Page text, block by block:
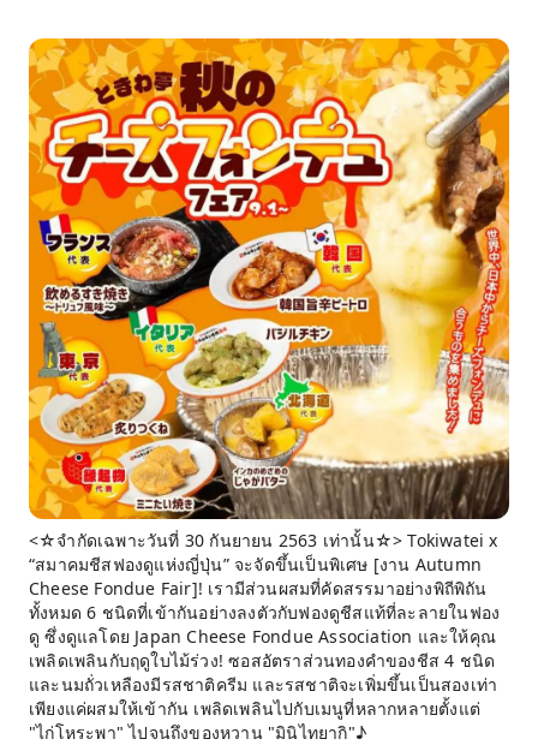
<☆จำกัดเฉพาะวันที่ 30 กันยายน 2563 เท่านั้น☆> Tokiwatei x
“สมาคมชีสฟองดูแห่งญี่ปุ่น” จะจัดขึ้นเป็นพิเศษ [งาน Autumn
Cheese Fondue Fair]! เรามีส่วนผสมที่คัดสรรมาอย่างพิถีพิถัน
ทั้งหมด 6 ชนิดที่เข้ากันอย่างลงตัวกับฟองดูชีสแท้ที่ละลายในฟอง
ดู ซึ่งดูแลโดย Japan Cheese Fondue Association และให้คุณ
เพลิดเพลินกับฤดูใบไม้ร่วง! ซอสอัตราส่วนทองคำของชีส 4 ชนิด
และนมถั่วเหลืองมีรสชาติครีม และรสชาติจะเพิ่มขึ้นเป็นสองเท่า
เพียงแค่ผสมให้เข้ากัน เพลิดเพลินไปกับเมนูที่หลากหลายตั้งแต่
"ไก่โหระพา" ไปจนถึงของหวาน "มินิไทยากิ"♪